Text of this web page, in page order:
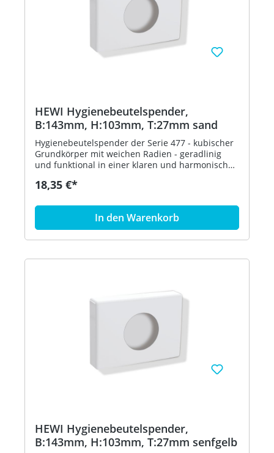
HEWI Hygienebeutelspender,
B:143mm, H:103mm, T:27mm sand
Hygienebeutelspender der Serie 477 - kubischer
Grundkörper mit weichen Radien - geradlinig
und funktional in einer klaren und harmonischen
Entnahme von handelsüblichen Hygienebeuteln
breit, 103 mm hoch und 27 mm tief - aus
hochglänzendem Polyamid nach HEWI
Farbtabelle - inklusive korrosionsfreiem HEWI
Befestigungsmaterial - in HEWI Farbe 86 (Sand)
18,35 €*
In den Warenkorb
HEWI Hygienebeutelspender,
B:143mm, H:103mm, T:27mm senfgelb